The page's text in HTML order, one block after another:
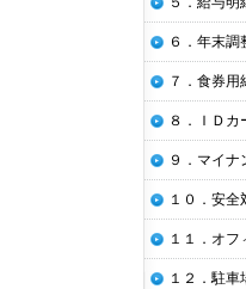
６．年末調
７．食券用
８．ＩＤ
９．マイ
１０．安全
１１．オフ
１２．駐